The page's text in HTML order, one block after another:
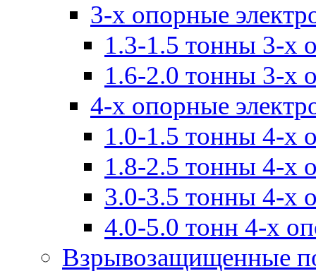
3-х опорные
1.3-1.5 тонны 3-х
1.6-2.0 тонны 3-х
4-х опорные
1.0-1.5 тонны 4-х
1.8-2.5 тонны 4-х
3.0-3.5 тонны 4-х
4.0-5.0 тонн 4-х
Взрывозащищенные